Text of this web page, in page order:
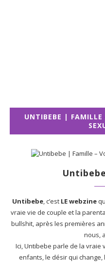
UNTIBEBE | FAMILLE
Untibebe, c’est LE webzine
vraie vie de couple et la
bullshit, après les premières
nous,
Ici, Untibebe parle de la vraie
enfants, le désir qui change,